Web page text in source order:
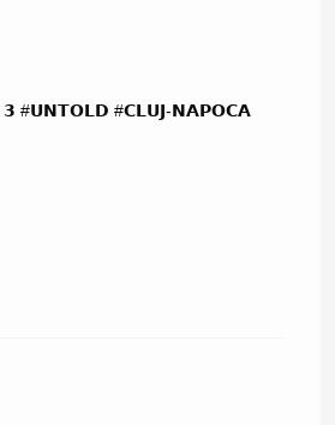
𝟯 #𝗨𝗡𝗧𝗢𝗟𝗗 #𝗖𝗟𝗨𝗝-𝗡𝗔𝗣𝗢𝗖𝗔